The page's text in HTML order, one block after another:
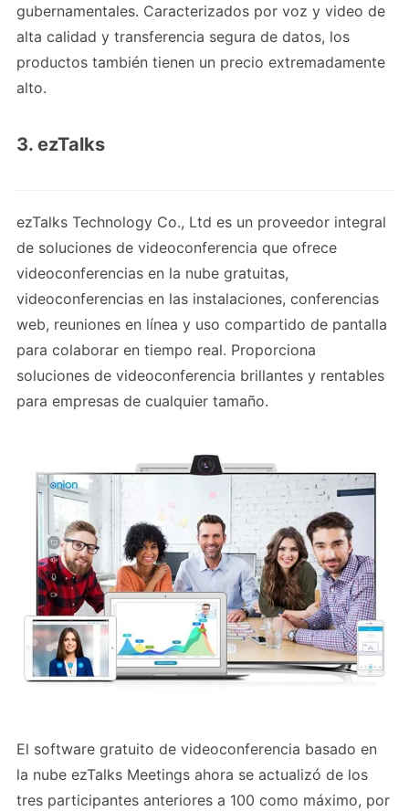
gubernamentales. Caracterizados por voz y video de
alta calidad y transferencia segura de datos, los
productos también tienen un precio extremadamente
alto.
3. ezTalks
ezTalks Technology Co., Ltd es un proveedor integral
de soluciones de videoconferencia que ofrece
videoconferencias en la nube gratuitas,
videoconferencias en las instalaciones, conferencias
web, reuniones en línea y uso compartido de pantalla
para colaborar en tiempo real. Proporciona
soluciones de videoconferencia brillantes y rentables
para empresas de cualquier tamaño.
El software gratuito de videoconferencia basado en
la nube ezTalks Meetings ahora se actualizó de los
tres participantes anteriores a 100 como máximo, por